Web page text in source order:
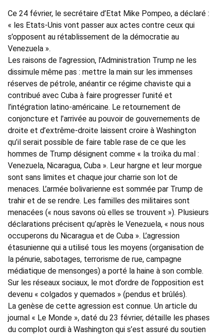
Ce 24 février, le secrétaire d’Etat Mike Pompeo, a déclaré :
« les Etats-Unis vont passer aux actes contre ceux qui
s’opposent au rétablissement de la démocratie au
Venezuela ».
Les raisons de l’agression, l’Administration Trump ne les
dissimule même pas : mettre la main sur les immenses
réserves de pétrole, anéantir ce régime chaviste qui a
contribué avec Cuba à faire progresser l’unité et
l’intégration latino-américaine. Le retournement de
conjoncture et l’arrivée au pouvoir de gouvernements de
droite et d’extrême-droite laissent croire à Washington
qu’il serait possible de faire table rase de ce que les
hommes de Trump désignent comme « la troïka du mal :
Venezuela, Nicaragua, Cuba ». Leur hargne et leur morgue
sont sans limites et chaque jour charrie son lot de
menaces. L’armée bolivarienne est sommée par Trump de
trahir et de se rendre. Les familles des militaires sont
menacées (« nous savons où elles se trouvent »). Plusieurs
déclarations précisent qu’après le Venezuela, « nous nous
occuperons du Nicaragua et de Cuba ». L’agression
étasunienne qui a utilisé tous les moyens (organisation de
la pénurie, sabotages, terrorisme de rue, campagne
médiatique de mensonges) a porté la haine à son comble.
Sur les réseaux sociaux, le mot d’ordre de l’opposition est
devenu « colgados y quemados » (pendus et brûlés).
La genèse de cette agression est connue. Un article du
journal « Le Monde », daté du 23 février, détaille les phases
du complot ourdi à Washington qui s’est assuré du soutien